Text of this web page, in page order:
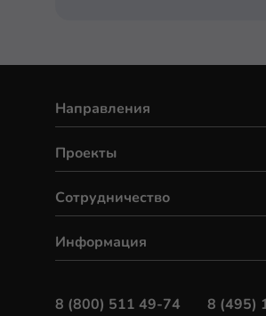
Направления
Сотрудничество
Проекты
Информация
8 (800) 511 49-74 8 (495)